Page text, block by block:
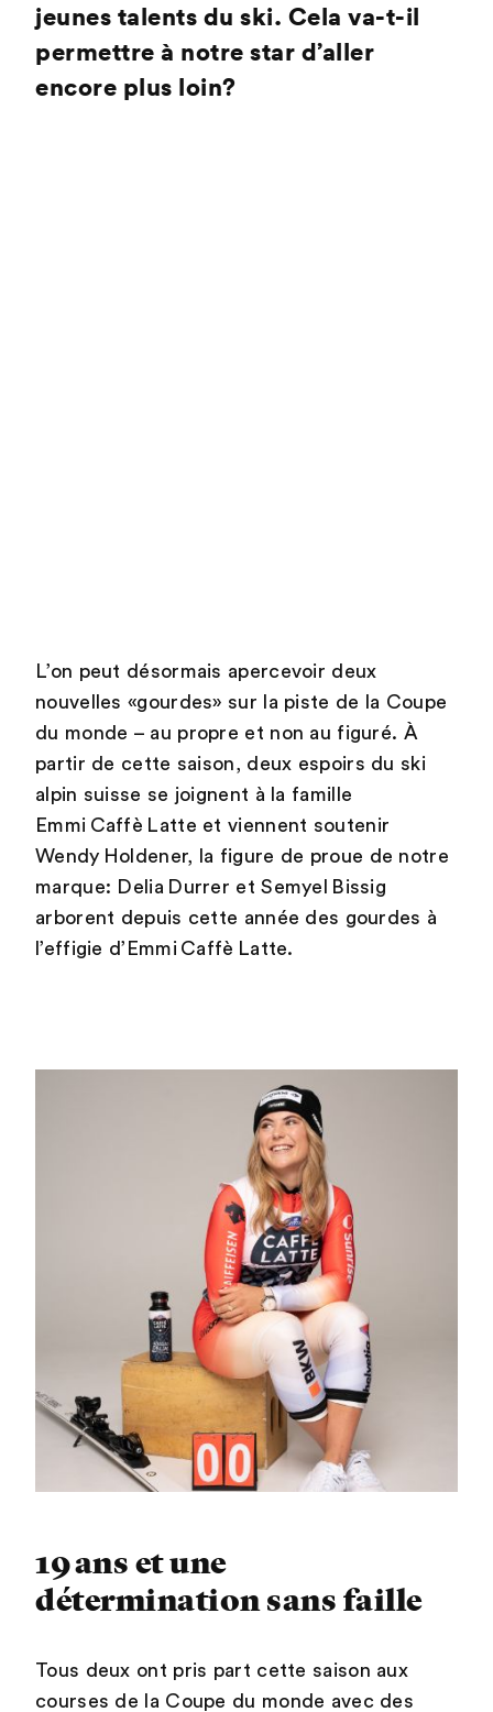
jeunes talents du ski. Cela va-t-il
permettre à notre star d’aller
encore plus loin?
L’on peut désormais apercevoir deux
nouvelles «gourdes» sur la piste de la Coupe
du monde – au propre et non au figuré. À
partir de cette saison, deux espoirs du ski
alpin suisse se joignent à la famille
Emmi Caffè Latte et viennent soutenir
Wendy Holdener, la figure de proue de notre
marque: Delia Durrer et Semyel Bissig
arborent depuis cette année des gourdes à
l’effigie d’Emmi Caffè Latte.
19 ans et une
détermination sans faille
Tous deux ont pris part cette saison aux
courses de la Coupe du monde avec des